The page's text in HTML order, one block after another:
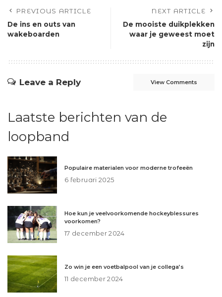
PREVIOUS ARTICLE
De ins en outs van
wakeboarden
NEXT ARTICLE
De mooiste duikplekken
waar je geweest moet
zijn
Leave a Reply View Comments
Laatste berichten van de
loopband
Populaire materialen voor moderne trofeeën
6 februari 2025
Hoe kun je veelvoorkomende hockeyblessures
voorkomen?
17 december 2024
Zo win je een voetbalpool van je collega’s
11 december 2024